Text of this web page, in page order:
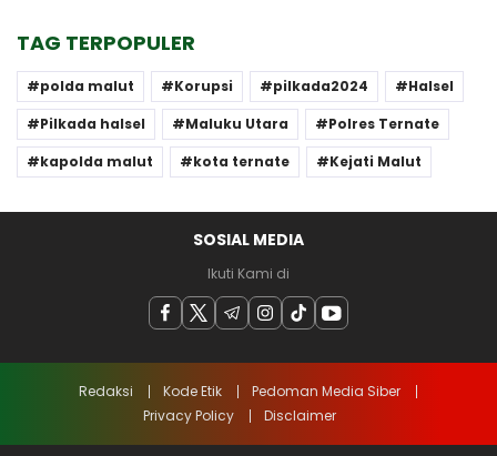
TAG TERPOPULER
polda malut Korupsi pilkada2024
Halsel
Pilkada halsel
Maluku Utara
Polres Ternate
kapolda malut
kota ternate Kejati Malut
SOSIAL MEDIA
Ikuti Kami di
Redaksi Kode Etik
Pedoman Media Siber
Privacy Policy
Disclaimer